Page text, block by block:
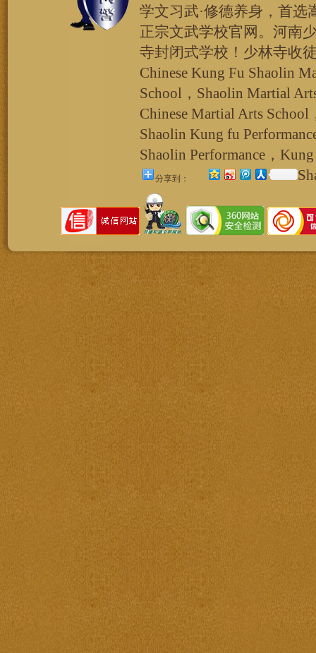
学文习武·修德养身，首
正宗文武学校官网。河南
寺封闭式学校！少林寺收
Chinese Kung Fu Shaolin
School，Shaolin Martial
Chinese Martial Arts
Shaolin Kung fu
Shaolin Performance，
分享到：